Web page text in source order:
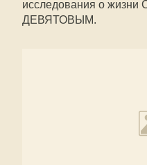
исследования о жизни
ДЕВЯТОВЫМ.